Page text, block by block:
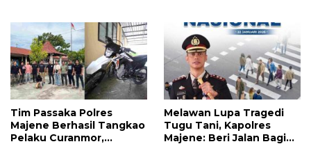
Tim Passaka Polres
Majene Berhasil Tangkao
Pelaku Curanmor,
Melawan Lupa Tragedi
Tugu Tani, Kapolres
Majene: Beri Jalan Bagi